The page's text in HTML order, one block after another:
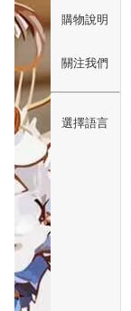
購物說明
關注我們
選擇語言